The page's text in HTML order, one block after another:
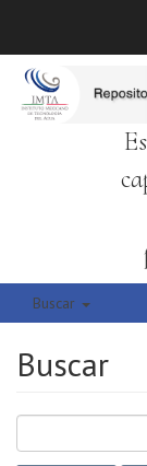
Buscar
Buscar